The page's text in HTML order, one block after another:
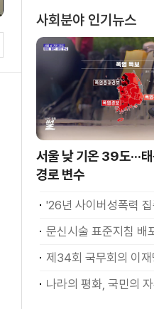
사회분야 인기뉴스
서울 낮 기온 39도···
경로 변수